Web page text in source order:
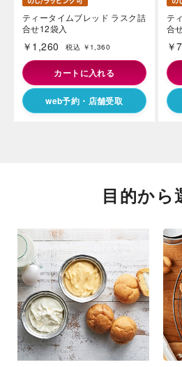
ティータイムブレッド ラスク詰
合せ12袋入
￥1,260 税込 ￥1,360
カートに入れる
web予約・店舗受取
テ
合
￥
目的から